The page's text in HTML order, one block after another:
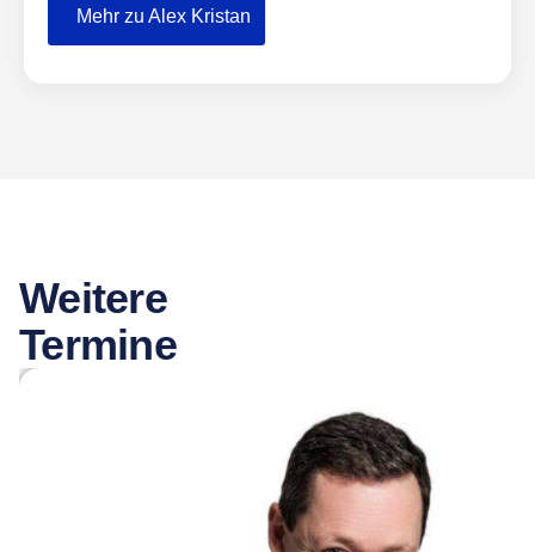
Mehr zu Alex Kristan
Weitere
Termine